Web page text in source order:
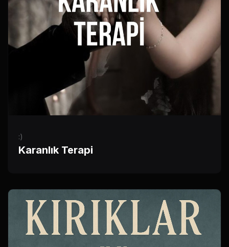
:)
Karanlık Terapi